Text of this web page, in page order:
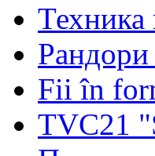
Техника
Рандори
Fii în
TVC21